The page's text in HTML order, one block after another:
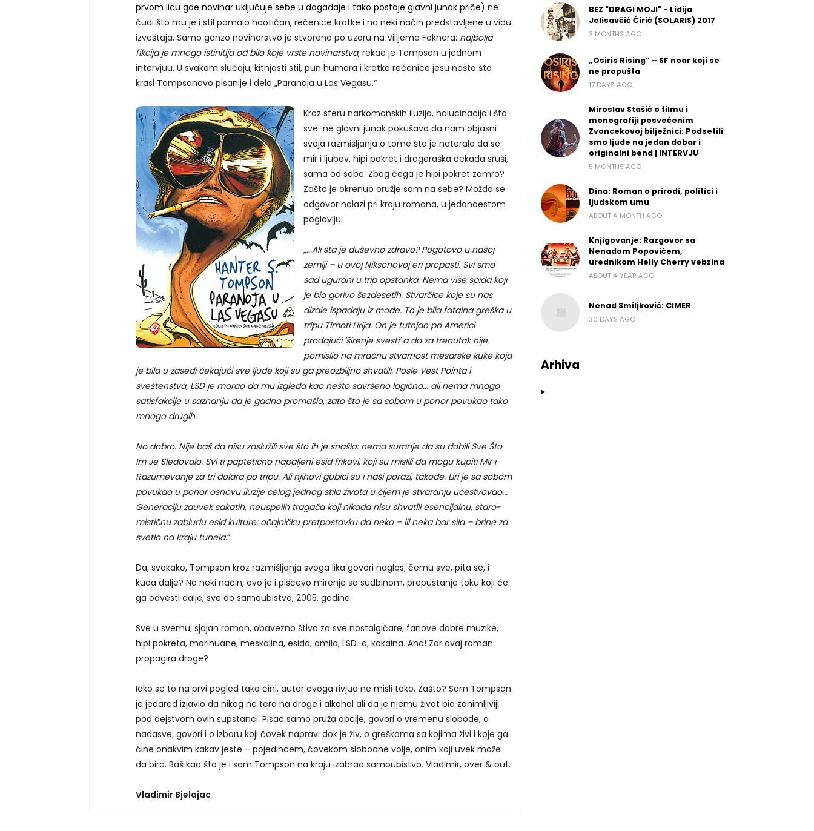
prvom licu gde novinar uključuje sebe u događaje i tako postaje glavni junak priče) ne
čudi što mu je i stil pomalo haotičan, rečenice kratke i na neki način predstavljene u vidu
izveštaja. Samo gonzo novinarstvo je stvoreno po uzoru na Vilijema Foknera: najbolja
fikcija je mnogo istinitija od bilo koje vrste novinarstva, rekao je Tompson u jednom
intervjuu. U svakom slučaju, kitnjasti stil, pun humora i kratke rečenice jesu nešto što
krasi Tompsonovo pisanije i delo „Paranoja u Las Vegasu.“
Kroz sferu narkomanskih iluzija, halucinacija i šta-
sve-ne glavni junak pokušava da nam objasni
svoja razmišljanja o tome šta je nateralo da se
mir i ljubav, hipi pokret i drogeraška dekada sruši,
sama od sebe. Zbog čega je hipi pokret zamro?
Zašto je okrenuo oružje sam na sebe? Možda se
odgovor nalazi pri kraju romana, u jedanaestom
poglavlju:
„...Ali šta je duševno zdravo? Pogotovo u našoj
zemlji – u ovoj Niksonovoj eri propasti. Svi smo
sad ugurani u trip opstanka. Nema više spida koji
je bio gorivo šezdesetih. Stvarčice koje su nas
dizale ispadaju iz mode. To je bila fatalna greška u
tripu Timoti Lirija. On je tutnjao po Americi
prodajući 'širenje svesti' a da za trenutak nije
pomislio na mračnu stvarnost mesarske kuke koja
je bila u zasedi čekajući sve ljude koji su ga preozbiljno shvatili. Posle Vest Pointa i
sveštenstva, LSD je morao da mu izgleda kao nešto savršeno logično... ali nema mnogo
satisfakcije u saznanju da je gadno promašio, zato što je sa sobom u ponor povukao tako
mnogo drugih.
No dobro. Nije baš da nisu zaslužili sve što ih je snašlo: nema sumnje da su dobili Sve Što
Im Je Sledovalo. Svi ti paptetično napaljeni esid frikovi, koji su mislili da mogu kupiti Mir i
Razumevanje za tri dolara po tripu. Ali njihovi gubici su i naši porazi, takođe. Liri je sa sobom
povukao u ponor osnovu iluzije celog jednog stila života u čijem je stvaranju učestvovao...
Generaciju zauvek sakatih, neuspelih tragača koji nikada nisu shvatili esencijalnu, staro-
mističnu zabludu esid kulture: očajničku pretpostavku da neko – ili neka bar sila – brine za
svetlo na kraju tunela.“
Da, svakako, Tompson kroz razmišljanja svoga lika govori naglas; čemu sve, pita se, i
kuda dalje? Na neki način, ovo je i piščevo mirenje sa sudbinom, prepuštanje toku koji će
ga odvesti dalje, sve do samoubistva, 2005. godine.
Sve u svemu, sjajan roman, obavezno štivo za sve nostalgičare, fanove dobre muzike,
hipi pokreta, marihuane, meskalina, esida, amila, LSD-a, kokaina. Aha! Zar ovaj roman
propagira droge?
Iako se to na prvi pogled tako čini, autor ovoga rivjua ne misli tako. Zašto? Sam Tompson
je jedared izjavio da nikog ne tera na droge i alkohol ali da je njemu život bio zanimljiviji
pod dejstvom ovih supstanci. Pisac samo pruža opcije, govori o vremenu slobode, a
nadasve, govori i o izboru koji čovek napravi dok je živ, o greškama sa kojima živi i koje ga
čine onakvim kakav jeste – pojedincem, čovekom slobodne volje, onim koji uvek može
da bira. Baš kao što je i sam Tompson na kraju izabrao samoubistvo. Vladimir, over & out.
Vladimir Bjelajac
BEZ "DRAGI MOJI" - Lidija
Jelisavčić Ćirić (SOLARIS) 2017
3 MONTHS AGO
„Osiris Rising“ – SF noar koji se
ne propušta
17 DAYS AGO
Miroslav Stašić o filmu i
monografiji posvećenim
Zvoncekovoj bilježnici: Podsetili
smo ljude na jedan dobar i
originalni bend | INTERVJU
5 MONTHS AGO
Dina: Roman o prirodi, politici i
ljudskom umu
ABOUT A MONTH AGO
Knjigovanje: Razgovor sa
Nenadom Popovićem,
urednikom Helly Cherry vebzina
ABOUT A YEAR AGO
Nenad Smiljković: CIMER
30 DAYS AGO
Arhiva